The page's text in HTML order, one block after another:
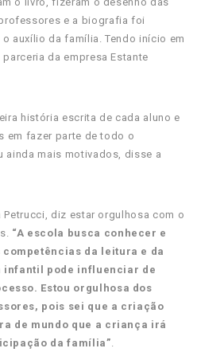
e a biografia foi
auxílio da família. Tendo início em
da empresa Estante
história escrita de cada aluno e
em fazer parte de todo o
ainda mais motivados, disse a
Petrucci, diz estar orgulhosa com o
“A escola busca conhecer e
da leitura e da
infantil pode influenciar de
Estou orgulhosa dos
pois sei que a criação
de mundo que a criança irá
da família”